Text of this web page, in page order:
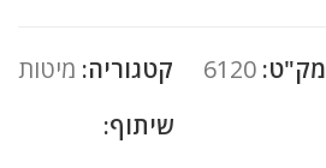
מק"ט: 6120 קטגוריה: מיטות
שיתוף: